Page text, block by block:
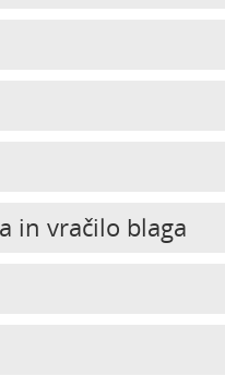
in vračilo blaga